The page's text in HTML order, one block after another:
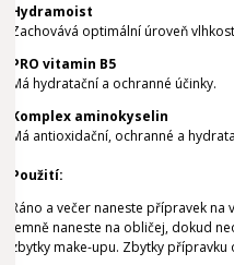
Hydramoist
Zachovává optimální úroveň
PRO vitamin B5
Má hydratační a ochranné účinky.
Komplex aminokyselin
Má antioxidační, ochranné a
Použití:
Ráno a večer naneste přípravek
jemně naneste na obličej, dokud
zbytky make-upu. Zbytky